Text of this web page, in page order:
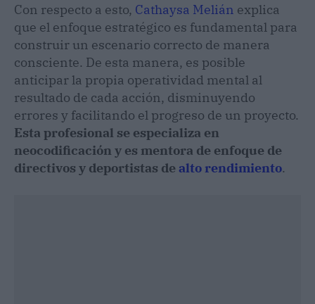
Con respecto a esto, Cathaysa Melián explica
que el enfoque estratégico es fundamental para
construir un escenario correcto de manera
consciente. De esta manera, es posible
anticipar la propia operatividad mental al
resultado de cada acción, disminuyendo
errores y facilitando el progreso de un proyecto.
Esta profesional se especializa en
neocodificación y es mentora de enfoque de
directivos y deportistas dealto rendimiento.